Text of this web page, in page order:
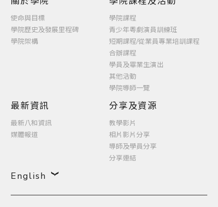
使命與目標
學院歷史及發展里程碑
學院架構
學院課程
青少年粵劇演員訓練班
短期課程/從業員專業培訓課程
合辦課程
學員及畢業生演出
其他活動
學院導師一覽
最新資訊
最新八和資訊
媒體報道
分享及資源
教學影片
相片影片分享
導師及學員分享
分享連結
English